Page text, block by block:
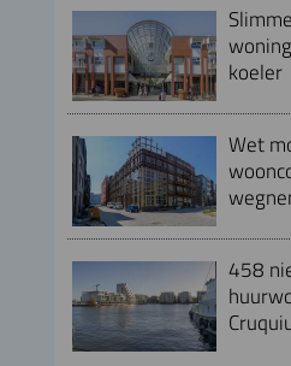
koeler
Wet
458